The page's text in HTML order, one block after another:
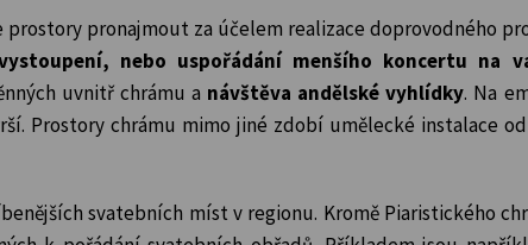
prostory pronajmout za účelem realizace doprovodného
nebo uspořádání menšího koncertu na
uvnitř chrámu a návštěva andělské vyhlídky. Na
Prostory chrámu mimo jiné zdobí umělecké instalace
svatebních míst v regionu. Kromě Piaristického